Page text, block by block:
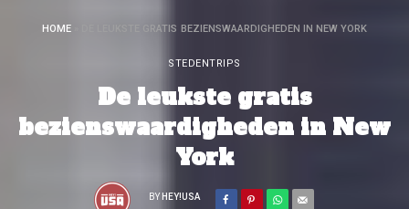
HOME DE LEUKSTE GRATIS BEZIENSWAARDIGHEDEN IN NEW YORK
STEDENTRIPS
De leukste gratis
bezienswaardigheden in New
York
BY HEY!USA